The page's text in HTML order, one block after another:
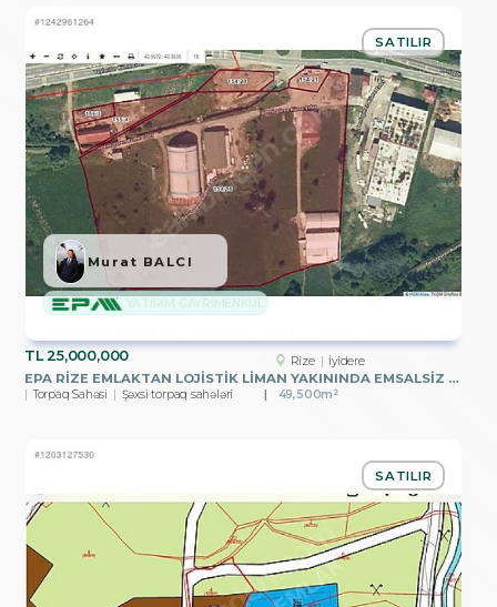
TL25,000,000 Rize İyidere
EPA RİZE EMLAKTAN LOJİSTİK LİMAN YAKININDA EMSALSİZ ARSA
SATILIR
Torpaq Sahəsi Şəxsi torpaq sahələri 49,500m²
Murat BALCI
SATILIR